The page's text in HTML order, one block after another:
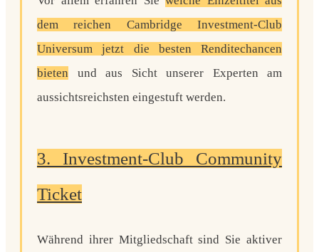
dem reichen Cambridge Investment-Club
Universum jetzt die besten Renditechancen
bieten
und aus Sicht unserer Experten am
aussichtsreichsten eingestuft werden.
3. Investment-Club Community
Ticket
Während ihrer Mitgliedschaft sind Sie aktiver